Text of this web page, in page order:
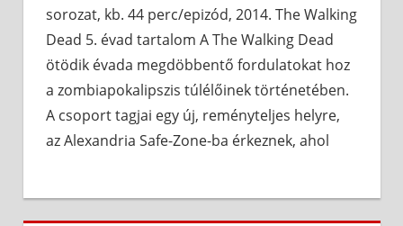
sorozat, kb. 44 perc/epizód, 2014. The Walking
Dead 5. évad tartalom A The Walking Dead
ötödik évada megdöbbentő fordulatokat hoz
a zombiapokalipszis túlélőinek történetében.
A csoport tagjai egy új, reményteljes helyre,
az Alexandria Safe-Zone-ba érkeznek, ahol